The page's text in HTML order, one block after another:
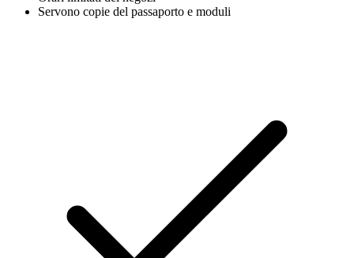
Servono copie del passaporto e moduli